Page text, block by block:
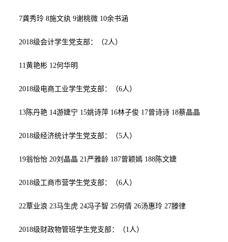
7龚秀玲 8施文纨 9谢桃微 10余书涵
2018级会计学生党支部：（2人）
11黄艳彬 12何华明
2018级电商工业学生党支部：（6人）
13陈丹艳 14游婕宁 15姚诗萍 16林子俊 17曾诗诗 18蔡晶晶
2018级经济统计学生党支部：（5人）
19翁怡怡 20刘晶晶 21严雅龄 187曾颖嫣 188陈文婕
2018级工商市营学生党支部：（6人）
22覃业浪 23马生虎 24冯子智 25何倩 26汤惠玲 27滕律
2018级财政物管班学生党支部：（1人）